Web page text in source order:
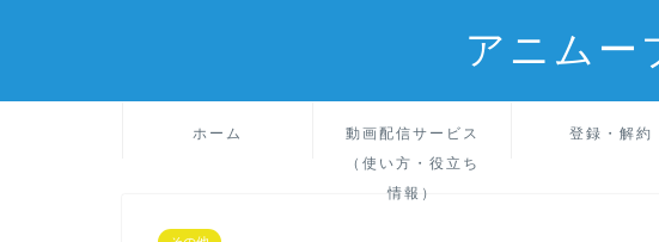
アニム
ホーム
動画配信サービス
（使い方・役立ち
情報）
登録・解約